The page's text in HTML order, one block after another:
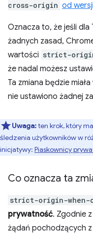
cross-origin od
Oznacza to, że jeśli dla
żadnych zasad,
wartości strict-
że nadal możesz
Ta zmiana będzie
nie ustawiono żadnej
Uwaga:ten krok, który
śledzenia użytkowników w
inicjatywy: Piaskownicy
Co oznacza ta
strict-origin-when-
prywatność. Zgodnie
żądań pochodzących